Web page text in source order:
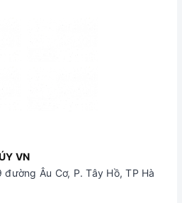
VN
đường Âu Cơ, P. Tây Hồ, TP Hà